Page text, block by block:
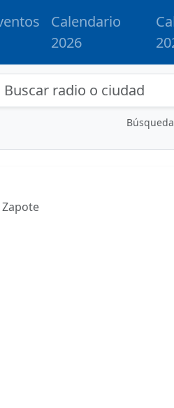
Calendario
2026
Búsqueda de
Zapote